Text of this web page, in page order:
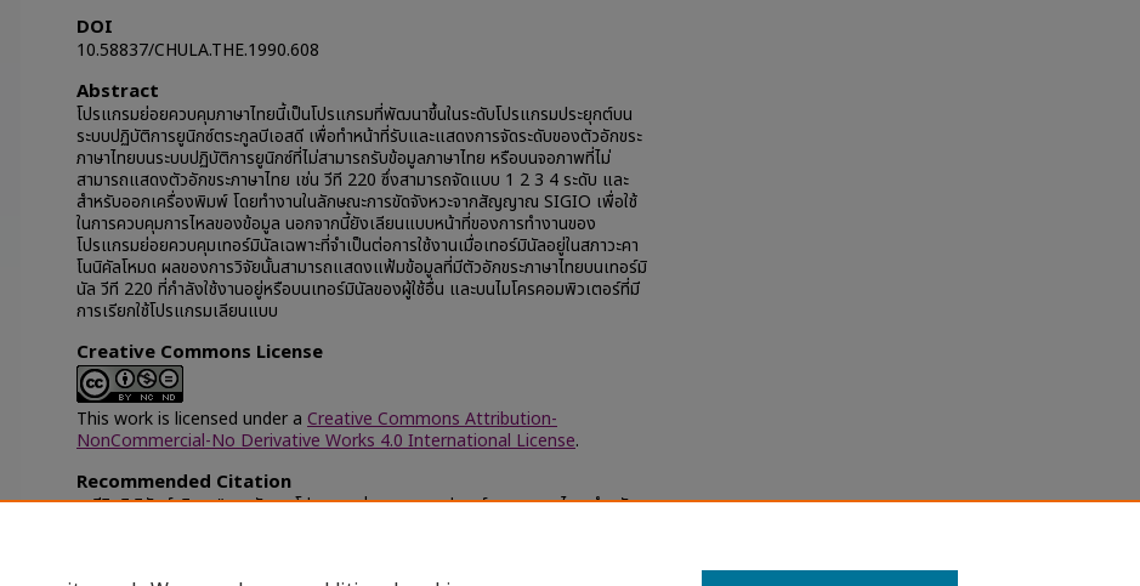
DOI
10.58837/CHULA.THE.1990.608
Abstract
โปรแกรมย่อยควบคุมภาษาไทยนี้เป็นโปรแกรมที่พัฒนาขึ้นในระดับโปรแกรมประยุกต์บน
ระบบปฏิบัติการยูนิกซ์ตระกูลบีเอสดี เพื่อทำหน้าที่รับและแสดงการจัดระดับของตัวอักขระ
ภาษาไทยบนระบบปฏิบัติการยูนิกซ์ที่ไม่สามารถรับข้อมูลภาษาไทย หรือบนจอภาพที่ไม่
สามารถแสดงตัวอักขระภาษาไทย เช่น วีที 220 ซึ่งสามารถจัดแบบ 1 2 3 4 ระดับ และ
สำหรับออกเครื่องพิมพ์ โดยทำงานในลักษณะการขัดจังหวะจากสัญญาณ SIGIO เพื่อใช้
ในการควบคุมการไหลของข้อมูล นอกจากนี้ยังเลียนแบบหน้าที่ของการทำงานของ
โปรแกรมย่อยควบคุมเทอร์มินัลเฉพาะที่จำเป็นต่อการใช้งานเมื่อเทอร์มินัลอยู่ในสภาวะคา
โนนิคัลโหมด ผลของการวิจัยนั้นสามารถแสดงแฟ้มข้อมูลที่มีตัวอักขระภาษาไทยบนเทอร์มิ
นัล วีที 220 ที่กำลังใช้งานอยู่หรือบนเทอร์มินัลของผู้ใช้อื่น และบนไมโครคอมพิวเตอร์ที่มี
การเรียกใช้โปรแกรมเลียนแบบ
Creative Commons License
This work is licensed under a Creative Commons Attribution-
NonCommercial-No Derivative Works 4.0 International License.
Recommended Citation
เสรีสิทธิพิทักษ์, วิภา, "การพัฒนาโปรแกรมย่อยควบคุมอุปกรณ์แสดงภาษาไทย สำหรับ